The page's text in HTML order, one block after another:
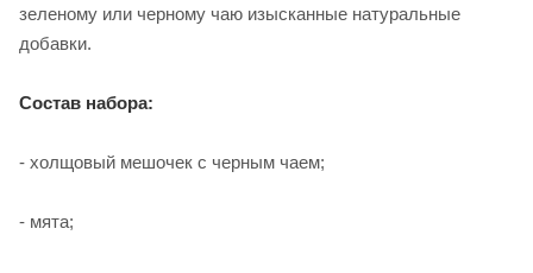
зеленому или черному чаю изысканные натуральные
добавки.
Состав набора:
- холщовый мешочек с черным чаем;
- мята;